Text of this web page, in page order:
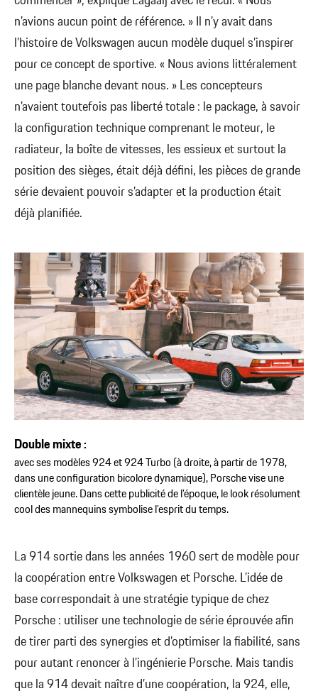
n’avions aucun point de référence. » Il n’y avait dans
l’histoire de Volkswagen aucun modèle duquel s’inspirer
pour ce concept de sportive. « Nous avions littéralement
une page blanche devant nous. » Les concepteurs
n’avaient toutefois pas liberté totale : le package, à savoir
la configuration technique comprenant le moteur, le
radiateur, la boîte de vitesses, les essieux et surtout la
position des sièges, était déjà défini, les pièces de grande
série devaient pouvoir s’adapter et la production était
déjà planifiée.
Double mixte :
avec ses modèles 924 et 924 Turbo (à droite, à partir de 1978,
dans une configuration bicolore dynamique), Porsche vise une
clientèle jeune. Dans cette publicité de l’époque, le look résolument
cool des mannequins symbolise l’esprit du temps.
La 914 sortie dans les années 1960 sert de modèle pour
la coopération entre Volkswagen et Porsche. L’idée de
base correspondait à une stratégie typique de chez
Porsche : utiliser une technologie de série éprouvée afin
de tirer parti des synergies et d’optimiser la fiabilité, sans
pour autant renoncer à l’ingénierie Porsche. Mais tandis
que la 914 devait naître d’une coopération, la 924, elle,